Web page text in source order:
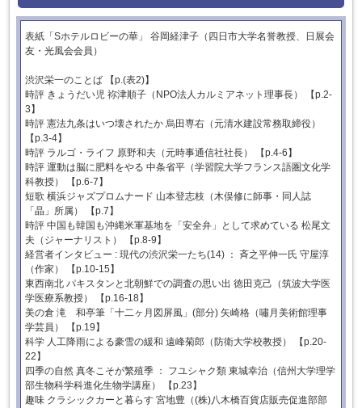
表紙「Sホテルロビーの華」 谷岡経津子（四日市大学名誉教授、日展会
友・光風会会員）
渋沢栄一のことば 【p.(表2)】
時評 きょうだい児 祢津順子（NPO法人カルミアネット理事長） 【p.2-
3】
時評 憲法九条はいつ壊されたか 烏田専右（元清水建設常務取締役）
【p.3-4】
時評 ラルゴ・ライフ 原野和夫（元時事通信社社長） 【p.4-6】
時評 運動は脳に肥料をやる 中条省平（学習院大学フランス語圏文化学
科教授） 【p.6-7】
短歌 横浜ジャズプロムナード 山本登志枝（木俣修に師事・同人誌
「晶」所属） 【p.7】
時評 中国も韓国も沖縄米軍基地を「安全弁」として求めている 松尾文
夫（ジャーナリスト） 【p.8-9】
経営者インタビュー : 現代の渋沢栄一たち(14) ： 斉之平伸一氏 守屋淳
（作家） 【p.10-15】
東西南北 パキスタンと北朝鮮での調査の思い出 徳田克己（筑波大学医
学医療系教授） 【p.16-18】
美の倉 滝 和亭筆「十二ヶ月図屏風」(部分) 矢崎格（嘯月美術館理事
学芸員） 【p.19】
科学 人工降雨による豪雪の緩和 遠峰菊郎（防衛大学校教授） 【p.20-
22】
四季の自然 真冬こそが繁殖季 ： フユシャク類 東城幸治（信州大学理学
部生物科学科進化生物学講座） 【p.23】
趣味 クラシックカーと暮らす 宮地豊（(株)八木橋百貨店販売促進部部